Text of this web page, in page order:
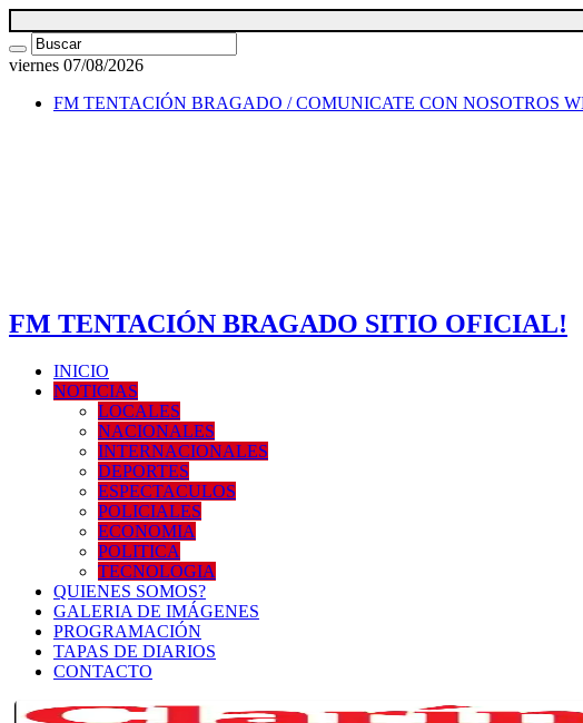
viernes 07/08/2026
FM TENTACIÓN BRAGADO / COMUNICATE CON NOSOTROS
FM TENTACIÓN BRAGADO SITIO OFICIAL!
INICIO
NOTICIAS
LOCALES
NACIONALES
INTERNACIONALES
DEPORTES
ESPECTACULOS
POLICIALES
ECONOMIA
POLITICA
TECNOLOGIA
QUIENES SOMOS?
GALERIA DE IMÁGENES
PROGRAMACIÓN
TAPAS DE DIARIOS
CONTACTO